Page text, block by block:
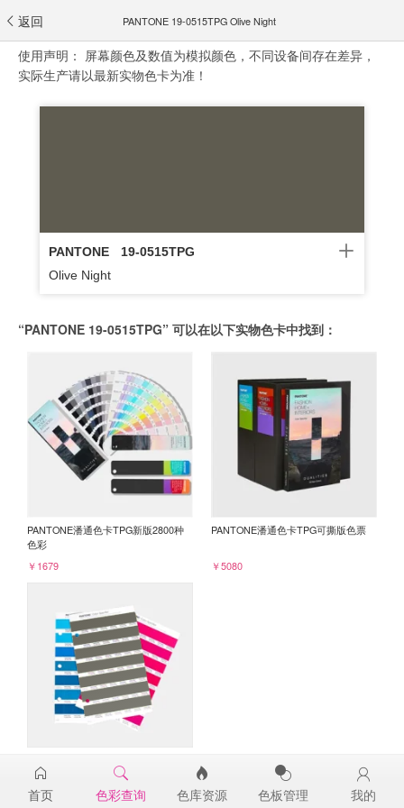
返回 PANTONE 19-0515TPG Olive Night
使用声明： 屏幕颜色及数值为模拟颜色，不同设备间存在差异，
实际生产请以最新实物色卡为准！
PANTONE
19-0515TPG
Olive Night
“PANTONE 19-0515TPG” 可以在以下实物色卡中找到：
PANTONE潘通色卡TPG新版2800种
色彩
￥1679
PANTONE潘通色卡TPG可撕版色票
￥5080
19-0515TPG
￥98
首页 色彩查询 色库资源 色板管理 我的